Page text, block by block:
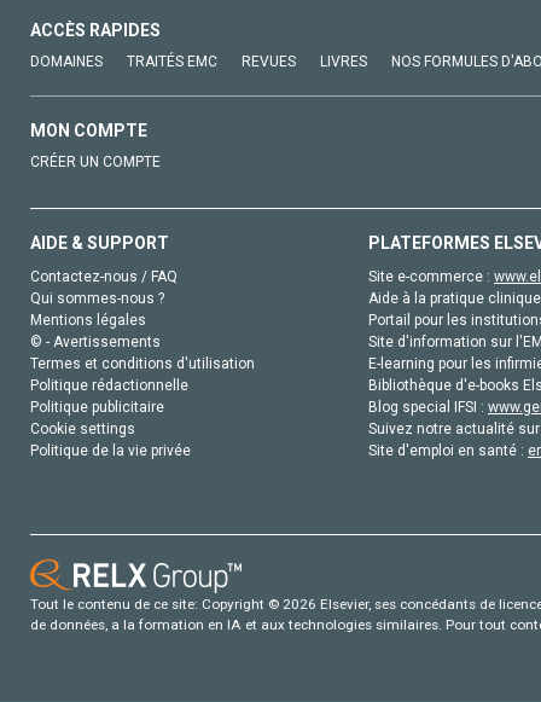
ACCÈS RAPIDES
DOMAINES TRAITÉS EMC REVUES LIVRES NOS FORMULES
MON COMPTE
CRÉER UN COMPTE
AIDE & SUPPORT
Contactez-nous / FAQ
Qui sommes-nous ?
Mentions légales
© - Avertissements
Termes et conditions d'utilisation
Politique rédactionnelle
Politique publicitaire
Cookie settings
Politique de la vie privée
PLATEFORMES
Site e-commerce :
Aide à la pratique
Portail pour les
Site d'information sur
E-learning pour les
Bibliothèque d'e-books
Blog special IFSI :
Suivez notre actualité
Site d'emploi en santé :
Tout le contenu de ce site: Copyright © 2026 Elsevier, ses concédants de
de données, a la formation en IA et aux technologies similaires. Pour tout